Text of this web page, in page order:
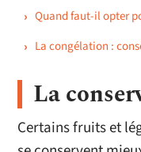
Quand faut-il opter
La congélation :
La
Certains fruits et